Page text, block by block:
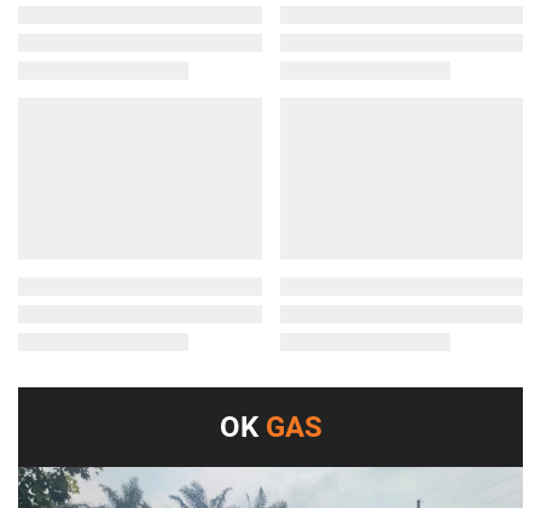
OK GAS